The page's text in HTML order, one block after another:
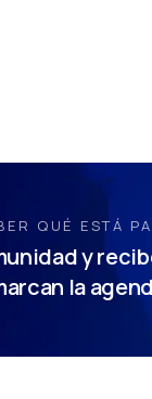
QUÉ ESTÁ
y
la